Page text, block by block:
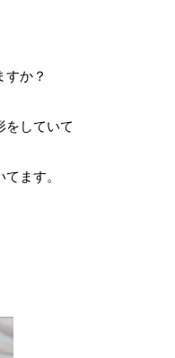
すか？
をしていて
ます。